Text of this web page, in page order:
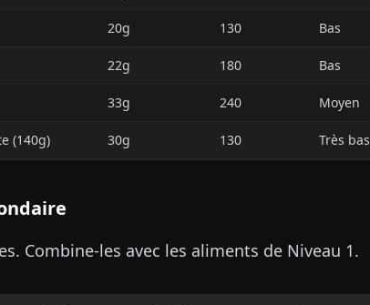
20g 130 Bas
22g 180 Bas
33g 240 Moyen
(140g) 30g 130 Très bas
Combine-les avec les aliments de Niveau 1.